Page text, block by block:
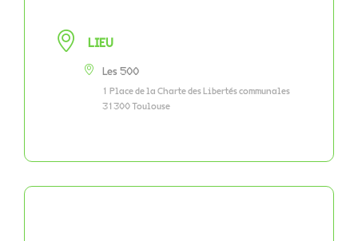
LIEU
Les 500
1 Place de la Charte des Libertés communales
31300 Toulouse